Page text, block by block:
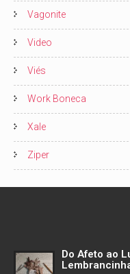
Vagonite
Video
Viés
Work Boneca
Xale
Ziper
Do Afeto ao